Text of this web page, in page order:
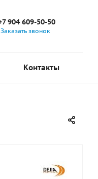
904 609-50-50
Заказать звонок
Контакты